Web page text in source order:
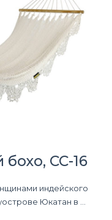
CC-16
индейского
Юкатан в ...